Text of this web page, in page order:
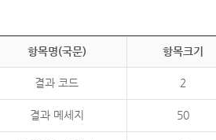
항목명(국문) 항목크기
결과 코드 2
결과 메세지 50